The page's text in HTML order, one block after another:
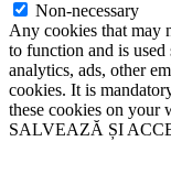
Non-necessary
Any cookies that may
to function and is
analytics, ads, other
cookies. It is
these cookies on your
SALVEAZĂ ȘI